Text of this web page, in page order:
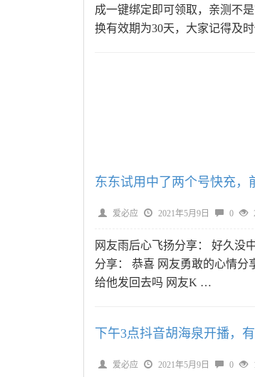
成一键绑定即可领取，亲测不
换有效期为30天，大家记得及
东东试用中了两个号快充，
爱必应 2021年5月9日 0
网友雨后心飞扬分享： 好久没
分享： 恭喜 网友勇敢的心情分
给他发回去吗 网友K …
下午3点抖音胡海泉开播，
爱必应 2021年5月9日 0